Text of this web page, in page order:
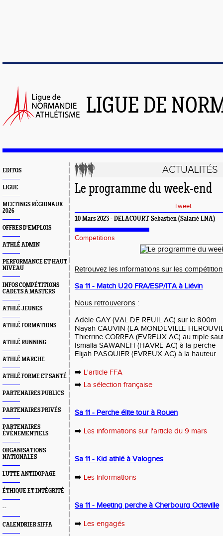
LIGUE DE
EDITOS
LIGUE
MEETINGS RÉGIONAUX
2026
OFFRES D'EMPLOIS
ATHLÉ ADMIN
PERFORMANCE ET HAUT
NIVEAU
INFOS COMPÉTITIONS
CADETS À MASTERS
ATHLÉ JEUNES
ATHLÉ FORMATIONS
ATHLÉ RUNNING
ATHLÉ MARCHE
ATHLÉ FORME ET SANTÉ
PARTENAIRES PUBLICS
PARTENAIRES PRIVÉS
PARTENAIRES
ÉVÈNEMENTIELS
ORGANISATIONS
NATIONALES
LUTTE ANTIDOPAGE
ÉTHIQUE ET INTÉGRITÉ
--
CALENDRIER SIFFA
ACTUALITÉS
Le programme du week-end
Tweet
10 Mars 2023 - DELACOURT Sebastien (Salarié LNA)
Competitions
Retrouvez les informations sur les
Sa 11 - Match U20 FRA/ESP/ITA à Liévin
Nous retrouverons :
Adèle GAY (VAL DE REUIL AC) sur le 800m
Nayah CAUVIN (EA MONDEVILLE
Thierrine CORREA (EVREUX AC) au triple
Ismaila SAWANEH (HAVRE AC) à la perche
Elijah PASQUIER (EVREUX AC) à la hauteur
➡️ L'article FFA
➡️ La sélection française
Sa 11 - Perche élite tour à Rouen
➡️ Les informations sur l'article du 9 mars
Sa 11 - Kid athlé à Valognes
➡️ Les informations
Sa 11 - Meeting perche à Cherbourg Octeville
➡️ Les engagés